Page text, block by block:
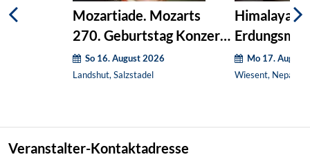
Mozartiade. Mozarts
270. Geburtstag Konzert
1 So 16. August 2026
Landshut, Salzstadel
Himalaya-
Mo 17. August
Wiesent, Nepal-
Veranstalter-Kontaktadresse